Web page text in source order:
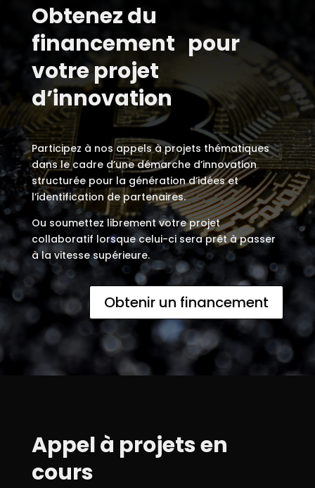
Obtenez du
financement pour
votre projet
d’innovation
Participez à nos appels à projets thématiques
dans le cadre d’une démarche d’innovation
structurée pour la génération d’idées et
l’identification de partenaires.
Ou soumettez librement votre projet
collaboratif lorsque celui-ci sera prêt à passer
à la vitesse supérieure.
Obtenir un financement
Appel à projets en
cours